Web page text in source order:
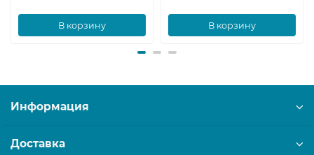
В корзину В корзину
Информация
Доставка